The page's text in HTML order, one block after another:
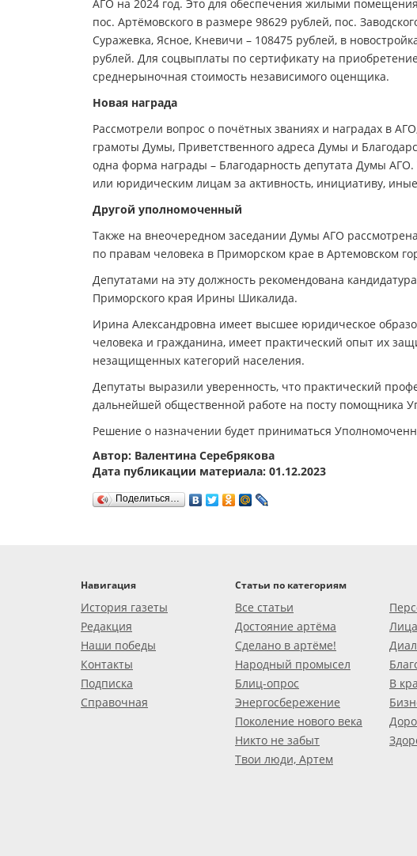
АГО на 2024 год. Это для обеспечения жилыми
пос. Артёмовского в размере 98629 рублей, пос.
Суражевка, Ясное, Кневичи – 108475 рублей, в
рублей. Для соцвыплаты по сертификату на
среднерыночная стоимость независимого оценщика.
Новая награда
Рассмотрели вопрос о почётных званиях и наградах в
грамоты Думы, Приветственного адреса Думы и
одна форма награды – Благодарность депутата Думы
или юридическим лицам за активность, инициативу,
Другой уполномоченный
Также на внеочередном заседании Думы АГО
по правам человека в Приморском крае в Артемовском
Депутатами на эту должность рекомендована
Приморского края Ирины Шикалида.
Ирина Александровна имеет высшее юридическое
человека и гражданина, имеет практический опыт их
незащищенных категорий населения.
Депутаты выразили уверенность, что практический
дальнейшей общественной работе на посту помощника
Решение о назначении будет приниматься
Автор: Валентина Серебрякова
Дата публикации материала: 01.12.2023
Поделиться…
Навигация
История газеты
Редакция
Наши победы
Контакты
Подписка
Справочная
Статьи по категориям
Все статьи
Достояние артёма
Сделано в артёме!
Народный промысел
Блиц-опрос
Энергосбережение
Поколение нового века
Никто не забыт
Твои люди, Артем
В